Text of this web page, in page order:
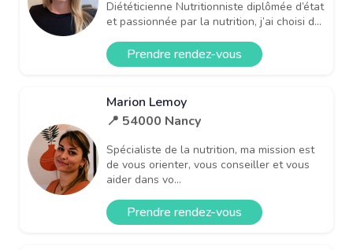
Diététicienne Nutritionniste diplômée d’état
et passionnée par la nutrition, j’ai choisi d...
Prendre rendez-vous
Marion Lemoy
📍 54000 Nancy
Spécialiste de la nutrition, ma mission est
de vous orienter, vous conseiller et vous
aider dans vo...
Prendre rendez-vous